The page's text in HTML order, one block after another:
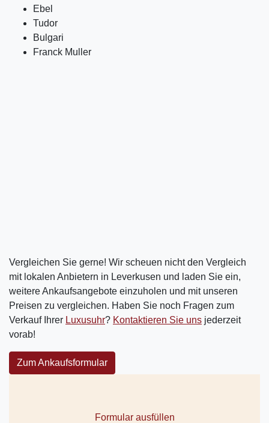
Ebel
Tudor
Bulgari
Franck Muller
Vergleichen Sie gerne! Wir scheuen nicht den Vergleich
mit lokalen Anbietern in Leverkusen und laden Sie ein,
weitere Ankaufsangebote einzuholen und mit unseren
Preisen zu vergleichen. Haben Sie noch Fragen zum
Verkauf Ihrer Luxusuhr? Kontaktieren Sie uns jederzeit
vorab!
Zum Ankaufsformular
Formular ausfüllen